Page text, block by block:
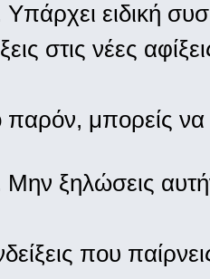
Υπάρχει ειδική
στις νέες
μπορείς να
Μην ξηλώσεις
που